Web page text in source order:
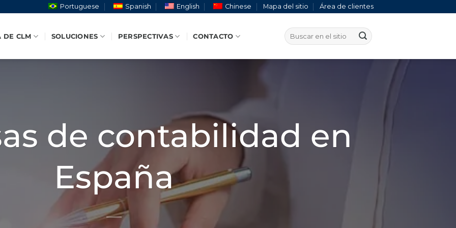
Portuguese Spanish English Chinese Mapa del sitio Área de clientes
DE CLM SOLUCIONES PERSPECTIVAS CONTACTO
de contabilidad en
España